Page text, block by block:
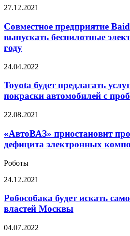
вертикальными
и
посадкой
Совместное
Baidu
и
Geely
начнёт
беспилотные
в
2023
27.12.2021
Совместное предприятие
выпускать беспилотные
году
Toyota
предлагать
услугу
временной
автомобилей
пробегом
24.04.2022
Toyota будет предлагать
покраски автомобилей с
«АвтоВАЗ»
производство
из-
за
электронных
компонентов
22.08.2021
«АвтоВАЗ» приостановит
дефицита электронных
Роботы
Робособака
искать
самострои
по
властей
24.12.2021
Робособака будет искать
властей Москвы
Tesla
04.07.2022